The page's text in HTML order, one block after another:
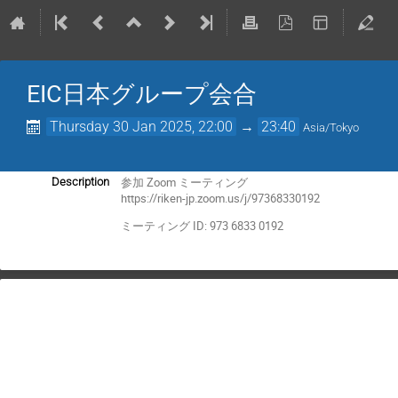
EIC日本グループ会合
Thursday 30 Jan 2025, 22:00 → 23:40 Asia/Tokyo
Description
参加 Zoom ミーティング
https://riken-jp.zoom.us/j/97368330192
ミーティング ID: 973 6833 0192